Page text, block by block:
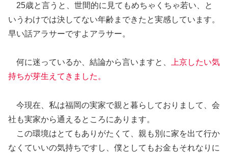
25歳と言うと、世間的に見てもめちゃくちゃ若い、と
いうわけでは決してない年齢まできたと実感しています。
早い話アラサーですよアラサー。
何に迷っているか、結論から言いますと、
上京したい気
持ちが芽生えてきました。
今現在、私は福岡の実家で親と暮らしておりまして、会
社も実家から通えるところにあります。
この環境はとてもありがたくて、親も別に家を出て行か
なくていいの気持ちですし、僕としてもお金もそれなりに